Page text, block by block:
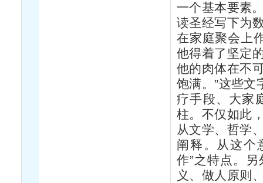
一个基本要素
读圣经写下为
在家庭聚会上
他得着了坚定
他的肉体在不
饱满。”这些文
疗手段、大家
柱。不仅如此
从文学、哲学
阐释。从这个
作”之特点。
义、做人原则